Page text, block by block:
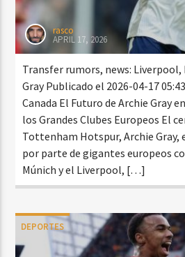
rasco
APRIL 17, 2026
Transfer rumors, news: Liverpool,
Gray Publicado el 2026-04-17
Canada El Futuro de Archie Gray
los Grandes Clubes Europeos El
Tottenham Hotspur, Archie Gray,
por parte de gigantes europeos
Múnich y el Liverpool, […]
DEPORTES